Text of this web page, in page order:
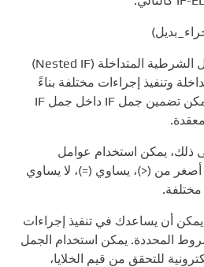
Nested IF: تستخدم الجمل الشرطية المتداخلة (Nested IF)
وتنفيذ إجراءات مختلفة بناءً
على الشروط المطابقة. يمكن تضمين جمل IF داخل جمل IF
ذلك، يمكن استخدام عوامل
أصغر من (<)، يساوي (=)، لا يساوي
أن يساعدك في تنفيذ إجراءات
المحددة. يمكن استخدام الجمل
للتحقق من قيم الخلايا،